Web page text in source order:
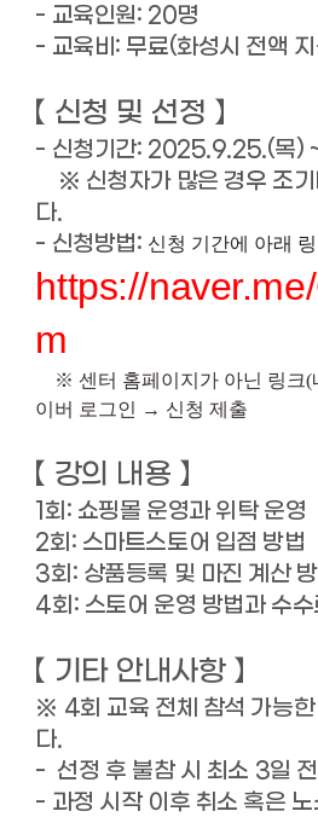
- 교육인원: 20명
- 교육비: 무료(화성시 전액
【 신청 및 선정 】
- 신청기간: 2025.9.25.(목)
※ 신청자가 많은 경우 조기
다.
- 신청방법: 신청 기간에 아래
https://
m
※ 센터 홈페이지가 아닌 링크(
이버 로그인 → 신청 제출
【 강의 내용 】
1회: 쇼핑몰 운영과 위탁 운영
2회: 스마트스토어 입점 방법
3회: 상품등록 및 마진 계산
4회: 스토어 운영 방법과 수수
【 기타 안내사항 】
※ 4회 교육 전체 참석 가능한
다.
- 선정 후 불참 시 최소 3일
- 과정 시작 이후 취소 혹은